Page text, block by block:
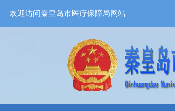
欢迎访问秦皇岛市医疗保障局网站